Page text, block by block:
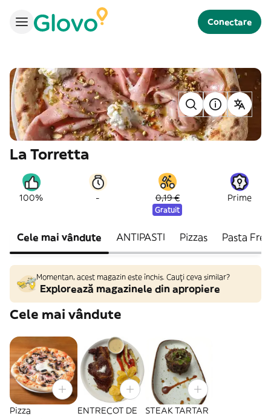
Conectare
La Torretta
100% - 0,19 €
Gratuit
Prime
Cele mai vândute ANTIPASTI Pizzas Pasta
Momentan, acest magazin este închis. Cauți ceva similar?
Explorează magazinele din apropiere
Cele mai vândute
Pizza
ENTRECOT DE
STEAK TARTAR